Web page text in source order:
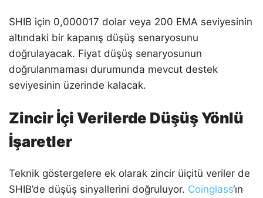
SHIB için 0,000017 dolar veya 200 EMA seviyesinin
altındaki bir kapanış düşüş senaryosunu
doğrulayacak. Fiyat düşüş senaryosunun
doğrulanmaması durumunda mevcut destek
seviyesinin üzerinde kalacak.
Zincir İçi Verilerde Düşüş Yönlü
İşaretler
Teknik göstergelere ek olarak zincir üiçitü veriler de
SHIB’de düşüş sinyallerini doğruluyor. Coinglass‘ın